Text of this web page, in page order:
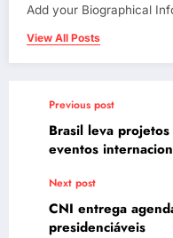
Add your Biographical
View All Posts
Previous post
Brasil leva
eventos
Next post
CNI entrega
presidenciáveis